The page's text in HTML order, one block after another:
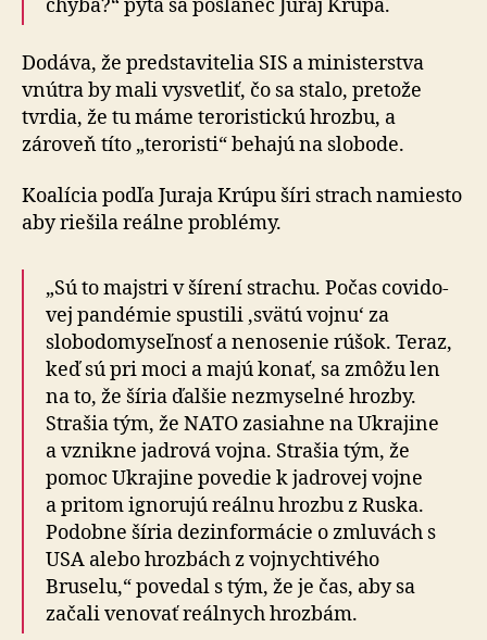
chyba?“ pýta sa poslanec Juraj Krúpa.
Dodáva, že predstavitelia SIS a ministerstva
vnútra by mali vysvetliť, čo sa stalo, pretože
tvrdia, že tu máme teroristickú hrozbu, a
zároveň títo „teroristi“ behajú na slobode.
Koalícia podľa Juraja Krúpu šíri strach namiesto
aby riešila reálne problémy.
„Sú to majstri v šírení strachu. Počas co­vi­do­
vej pan­dé­mie spus­ti­li ‚svätú vojnu‘ za
slobodomyseľnosť a ne­no­se­nie rúšok. Teraz,
keď sú pri moci a majú konať, sa zmôžu len
na to, že šíria ďalšie nezmyselné hrozby.
Strašia tým, že NATO zasiahne na Ukrajine
a vznikne jadrová vojna. Strašia tým, že
pomoc Ukrajine povedie k jadrovej vojne
a pritom ignorujú reálnu hrozbu z Rus­ka.
Podobne šíria dezinformácie o zmluvách s
USA ale­bo hrozbách z vojnychtivého
Bruselu,“ povedal s tým, že je čas, aby sa
začali venovať reálnych hrozbám.